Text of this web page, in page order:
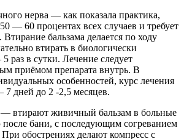
нерва — как показала практика,
— 60 процентах всех случаев и требует
бальзама делается по ходу
втирать в биологически
раз в сутки. Лечение следует
приёмом препарата внутрь. В
особенностей, курс лечения
7 дней до 2 -2,5 месяцев.
— втирают живичный бальзам в больные
после бани, с последующим согреванием
обострениях делают компресс с